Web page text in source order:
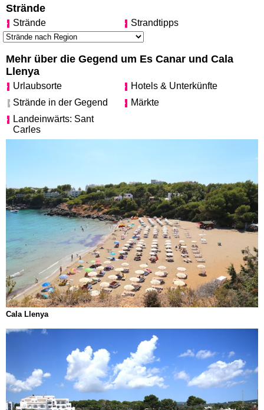
Strände
Strände Strandtipps
Mehr über die Gegend um Es Canar und Cala
Llenya
Urlaubsorte
Hotels & Unterkünfte
Strände in der Gegend
Märkte
Landeinwärts: Sant
Carles
Cala Llenya